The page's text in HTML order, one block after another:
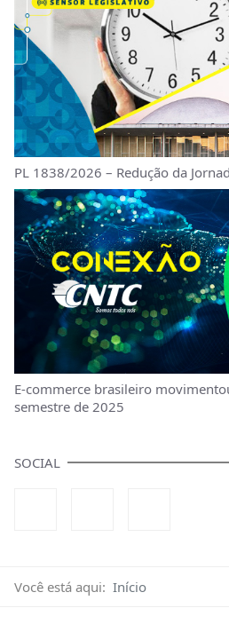
PL 1838/2026 – Redução da
E-commerce brasileiro
semestre de 2025
SOCIAL
Você está aqui: Início